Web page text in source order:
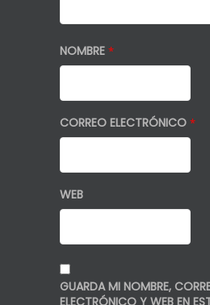
NOMBRE *
CORREO ELECTRÓNICO *
WEB
GUARDA MI NOMBRE,
ELECTRÓNICO Y WEB EN